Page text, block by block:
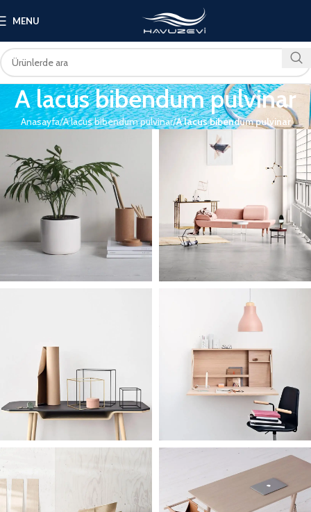
MENU
A lacus bibendum pulvinar
Anasayfa A lacus bibendum pulvinar A lacus bibendum pulvinar